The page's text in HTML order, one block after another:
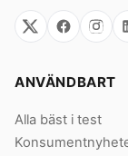
ANVÄNDBART
Alla bäst i test